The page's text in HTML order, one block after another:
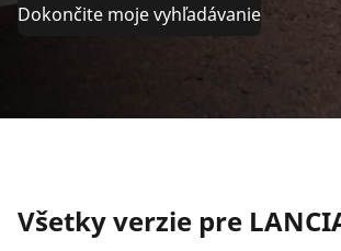
Dokončite moje vyhľadávanie
Všetky verzie pre